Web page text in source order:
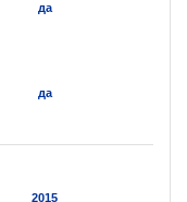
да
да
2015